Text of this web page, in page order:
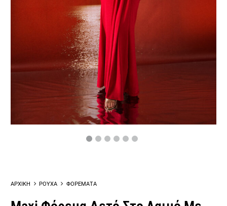
ΑΡΧΙΚΗ ΡΟΥΧΑ ΦΟΡΕΜΑΤΑ